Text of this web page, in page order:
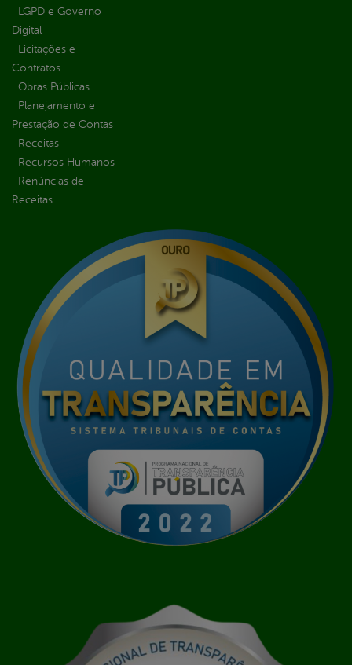
LGPD e Governo
Digital
Licitações e
Contratos
Obras Públicas
Planejamento e
Prestação de Contas
Receitas
Recursos Humanos
Renúncias de
Receitas